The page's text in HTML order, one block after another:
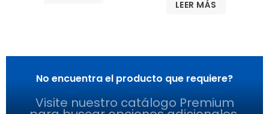
LEER MÁS
No encuentra el producto que requiere?
Visite nuestro catálogo Premium